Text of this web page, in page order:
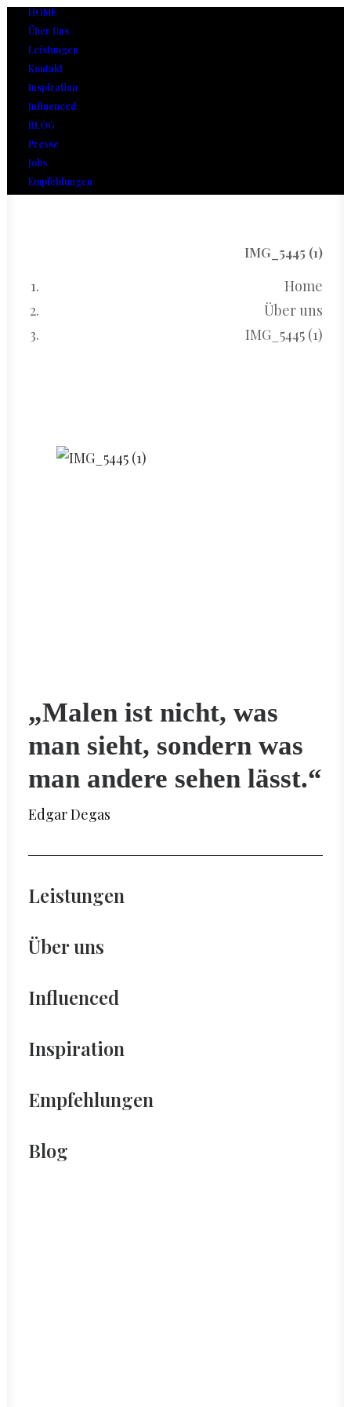
HOME
Über Uns
Leistungen
Kontakt
Inspiration
Influenced
BLOG
Presse
Jobs
Empfehlungen
IMG_5445 (1)
Home
Über uns
IMG_5445 (1)
„Malen ist nicht, was
man sieht, sondern was
man andere sehen lässt.“
Edgar Degas
Leistungen
Über uns
Influenced
Inspiration
Empfehlungen
Blog